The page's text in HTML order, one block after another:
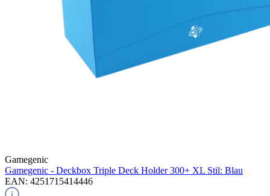
Gamegenic
Gamegenic - Deckbox Triple Deck Holder 300+ XL Stil: Blau
EAN: 4251715414446